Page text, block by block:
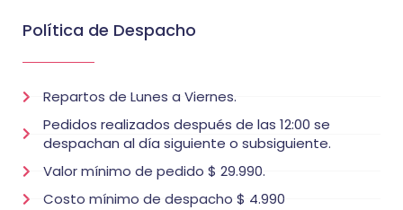
Política de Despacho
Repartos de Lunes a Viernes.
Pedidos realizados después de las 12:00 se
despachan al día siguiente o subsiguiente.
Valor mínimo de pedido $ 29.990.
Costo mínimo de despacho $ 4.990